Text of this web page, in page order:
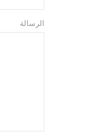
الرسالة